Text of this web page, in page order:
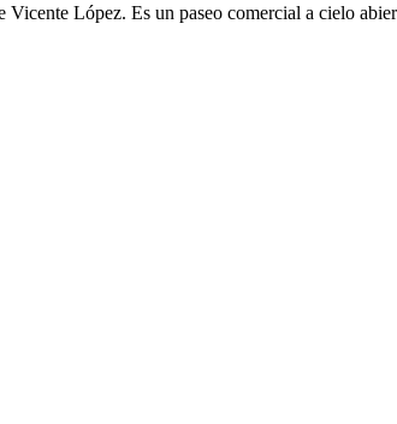
López. Es un paseo comercial a cielo